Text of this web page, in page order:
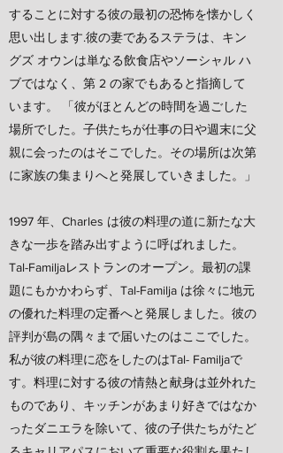
することに対する彼の最初の恐怖を懐かしく
思い出します.彼の妻であるステラは、キン
グズ オウンは単なる飲食店やソーシャル ハ
ブではなく、第 2 の家でもあると指摘して
います。 「彼がほとんどの時間を過ごした
場所でした。子供たちが仕事の日や週末に父
親に会ったのはそこでした。その場所は次第
に家族の集まりへと発展していきました。」
1997 年、Charles は彼の料理の道に新たな大
きな一歩を踏み出すように呼ばれました。
Tal-Familjaレストランのオープン。最初の課
題にもかかわらず、Tal-Familja は徐々に地元
の優れた料理の定番へと発展しました。彼の
評判が島の隅々まで届いたのはここでした。
私が彼の料理に恋をしたのはTal- Familjaで
す。料理に対する彼の情熱と献身は並外れた
ものであり、キッチンがあまり好きではなか
ったダニエラを除いて、彼の子供たちがたど